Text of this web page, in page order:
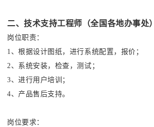
二、技术支持工程师（全国各地办事处）
岗位职责：
1、根据设计图纸，进行系统配置，报价；
2、系统安装，检查，测试；
3、进行用户培训；
4、产品售后支持。
岗位要求：